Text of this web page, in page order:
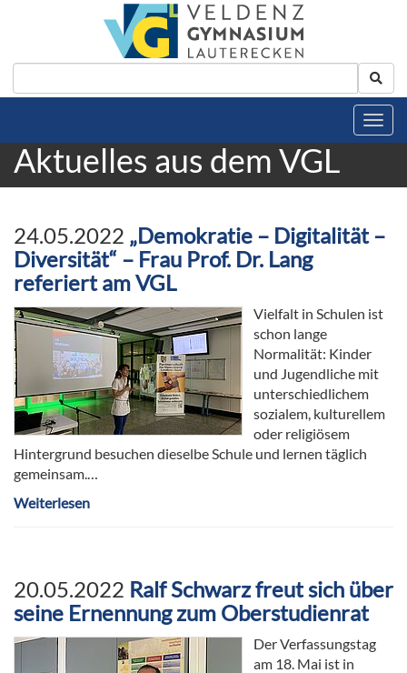
Aktuelles aus dem VGL
24.05.2022 „Demokratie – Digitalität –
Diversität“ – Frau Prof. Dr. Lang
referiert am VGL
Vielfalt in Schulen ist
schon lange
Normalität: Kinder
und Jugendliche mit
unterschiedlichem
sozialem, kulturellem
oder religiösem
Hintergrund besuchen dieselbe Schule und lernen täglich
gemeinsam.…
Weiterlesen
20.05.2022 Ralf Schwarz freut sich über
seine Ernennung zum Oberstudienrat
Der Verfassungstag
am 18. Mai ist in